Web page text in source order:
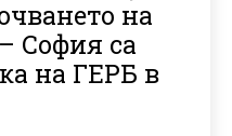
на
София са
на ГЕРБ в